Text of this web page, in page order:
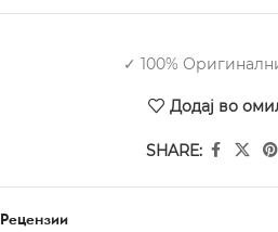
✓ 100%
Додај во
SHARE:
Рецензии